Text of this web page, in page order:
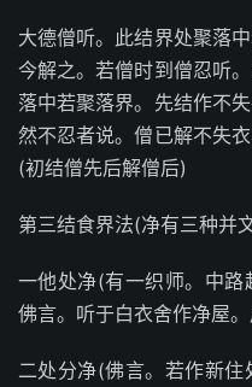
大德僧听。此结界处聚落
今解之。若僧时到僧忍听
落中若聚落界。先结作不
然不忍者说。僧已解不失
(初结僧先后解僧后)
第三结食界法(净有三种并
一他处净(有一织师。中路
佛言。听于白衣舍作净屋
二处分净(佛言。若作新